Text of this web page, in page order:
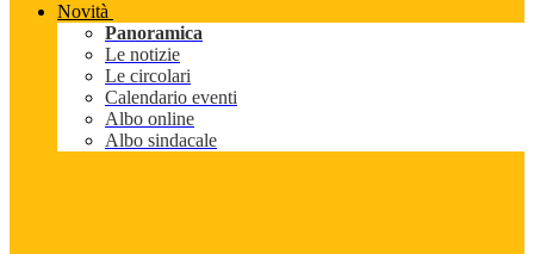
Novità
Panoramica
Le notizie
Le circolari
Calendario eventi
Albo online
Albo sindacale